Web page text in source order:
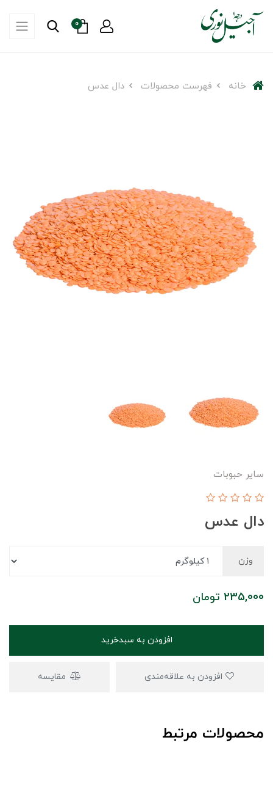
0
خانه فهرست محصولات دال عدس
سایر حبوبات
دال عدس
وزن
235,000 تومان
افزودن به سبدخرید
مقایسه
محصولات مرتبط